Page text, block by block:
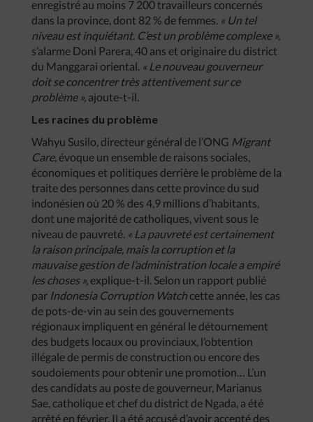
enregistré au moins 7 200 travailleurs concernés
dans la province, dont 82 % de femmes. « Un tel
niveau est inquiétant. C’est un problème complexe »,
s’alarme Doni Parera, 40 ans et originaire du district
du Manggarai oriental. « Le nouveau gouverneur
doit se concentrer très attentivement sur ce
problème », ajoute-t-il.
Les racines du problème
Wahyu Susilo, directeur général de l’ONG Migrant
Care, évoque un ensemble de raisons sociales,
économiques et politiques derrière le problème de la
traite des personnes dans cette province du sud
indonésien où 20 % des 4,9 millions d’habitants,
dont une majorité de catholiques, vivent sous le
niveau de pauvreté. « La pauvreté est certainement
la raison principale, mais la corruption et la
mauvaise gestion de l’administration locale a empiré
les choses », explique-t-il. Selon un rapport publié
par Indonesia Corruption Watch cette année, les cas
de pots-de-vin au sein des gouvernements
régionaux impliquent en général le détournement
des budgets locaux ou provinciaux, l’obtention
illégale de permis de construction ou encore des
soudoiements pour obtenir une promotion… L’un
des candidats au poste de gouverneur, Marianus
Sae, catholique et chef du district de Ngada, a été
arrêté en février. Il a été accusé d’avoir accepté des